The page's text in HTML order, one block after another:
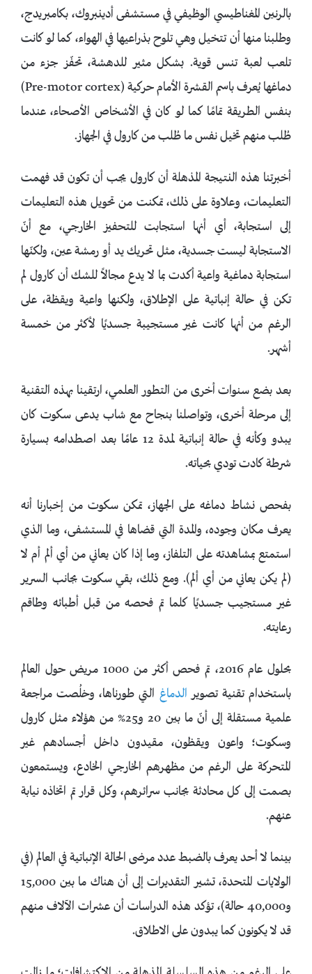
بالرنين المغناطيسي الوظيفي في مستشفى أدينبروك، بكامبريدج،
وطلبنا منها أن تتخيل وهي تلوح بذراعيها في الهواء، كما لو كانت
تلعب لعبة تنس قوية. بشكل مثير للدهشة، تحفّز جزء من
دماغها يُعرف باسم القشرة الأمام حركية (Pre-motor cortex)
بنفس الطريقة تمامًا كما لو كان في الأشخاص الأصحاء، عندما
طُلب منهم تخيل نفس ما طُلب من كارول في الجهاز.
أخبرتنا هذه النتيجة المذهلة أن كارول يجب أن تكون قد فهمت
التعليمات، وعلاوة على ذلك، تمكنت من تحويل هذه التعليمات
إلى استجابة، أي أنها استجابت للتحفيز الخارجي، مع أنّ
الاستجابة ليست جسدية، مثل تحريك يد أو رمشة عين، ولكنّها
استجابة دماغية واعية أكدت بما لا يدع مجالاً للشك أن كارول لم
تكن في حالة إنباتية على الإطلاق، ولكنها واعية ويقظة، على
الرغم من أنها كانت غير مستجيبة جسديًا لأكثر من خمسة
أشهر.
بعد بضع سنوات أخرى من التطور العلمي، ارتقينا بهذه التقنية
إلى مرحلة أخرى، وتواصلنا بنجاح مع شاب يدعى سكوت كان
يبدو وكأنه في حالة إنباتية لمدة 12 عامًا بعد اصطدامه بسيارة
شرطة كادت تودي بحياته.
بفحص نشاط دماغه على الجهاز، تمكن سكوت من إخبارنا أنه
يعرف مكان وجوده، والمدة التي قضاها في المستشفى، وما الذي
استمتع بمشاهدته على التلفاز، وما إذا كان يعاني من أي ألم أم لا
(لم يكن يعاني من أي ألم). ومع ذلك، بقي سكوت بجانب السرير
غير مستجيب جسديًا كلما تم فحصه من قبل أطبائه وطاقم
رعايته.
بحلول عام 2016، تم فحص أكثر من 1000 مريض حول العالم
باستخدام تقنية تصوير الدماغ التي طورناها، وخلُصت مراجعة
علمية مستقلة إلى أنّ ما بين 20 و25% من هؤلاء مثل كارول
وسكوت؛ واعون ويقظون، مقيدون داخل أجسادهم غير
المتحركة على الرغم من مظهرهم الخارجي الخادع، ويستمعون
بصمت إلى كل محادثة بجانب سرائرهم، وكل قرار تم اتخاذه نيابة
عنهم.
بينما لا أحد يعرف بالضبط عدد مرضى الحالة الإنباتية في العالم (في
الولايات المتحدة، تشير التقديرات إلى أن هناك ما بين 15,000
و40,000 حالة)، تؤكد هذه الدراسات أن عشرات الآلاف منهم
قد لا يكونون كما يبدون على الاطلاق.